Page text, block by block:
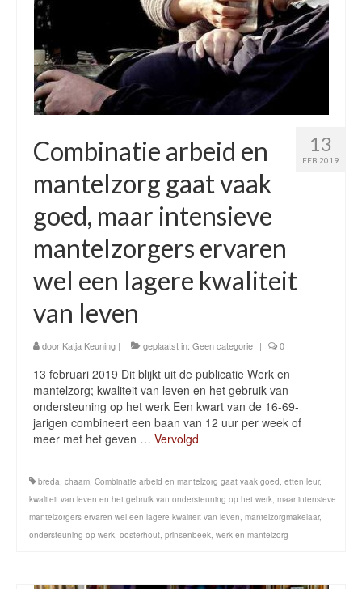
Time Appointments Booking
Contact Form
Book an Appointment
13
FEB 2019
Combinatie arbeid en
mantelzorg gaat vaak
goed, maar intensieve
mantelzorgers ervaren
wel een lagere kwaliteit
van leven
door Katja Keuning | geplaatst in: Geen categorie | 0
13 februari 2019 Dit blijkt uit de publicatie Werk en
mantelzorg; kwaliteit van leven en het gebruik van
ondersteuning op het werk Een kwart van de 16-69-
jarigen combineert een baan van 12 uur per week of
meer met het geven … Vervolgd
breda, chaam, Combinatie arbeid en mantelzorg gaat vaak goed, etten leur,
kwaliteit van leven en het gebruik van ondersteuning op het werk, maar intensieve
mantelzorgers ervaren wel een lagere kwaliteit van leven, mantelzorgmakelaar,
ondersteuning op werk, oosterhout, prinsenbeek, werk en mantelzorg